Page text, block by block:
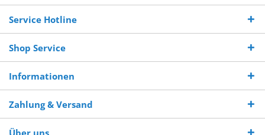
Service Hotline
Shop Service
Informationen
Zahlung & Versand
Über uns